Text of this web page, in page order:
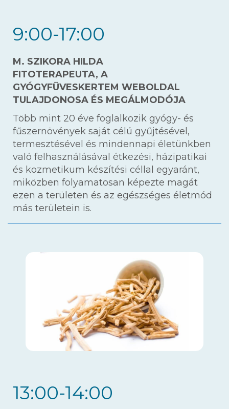
9:00-17:00
M. SZIKORA HILDA
FITOTERAPEUTA, A
GYÓGYFÜVESKERTEM WEBOLDAL
TULAJDONOSA ÉS MEGÁLMODÓJA
Több mint 20 éve foglalkozik gyógy- és
fűszernövények saját célú gyűjtésével,
termesztésével és mindennapi életünkben
való felhasználásával étkezési, házipatikai
és kozmetikum készítési céllal egyaránt,
miközben folyamatosan képezte magát
ezen a területen és az egészséges életmód
más területein is.
13:00-14:00